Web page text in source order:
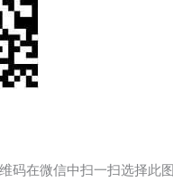
码在微信中扫一扫选择此